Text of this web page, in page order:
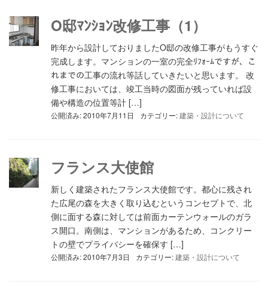
O邸ﾏﾝｼｮﾝ改修工事（1）
昨年から設計しておりましたO邸の改修工事がもうすぐ
完成します。マンションの一室の完全ﾘﾌｫｰﾑですが、こ
れまでの工事の流れ等話していきたいと思います。 改
修工事においては、竣工当時の図面が残っていれば設
備や構造の位置等計 […]
公開済み: 2010年7月11日 カテゴリー:建築・設計について
フランス大使館
新しく建築されたフランス大使館です。都心に残され
た広尾の森を大きく取り込むというコンセプトで、北
側に面する森に対しては前面カーテンウォールのガラ
ス開口。南側は、マンションがあるため、コンクリー
トの壁でプライバシーを確保す […]
公開済み: 2010年7月3日 カテゴリー:建築・設計について